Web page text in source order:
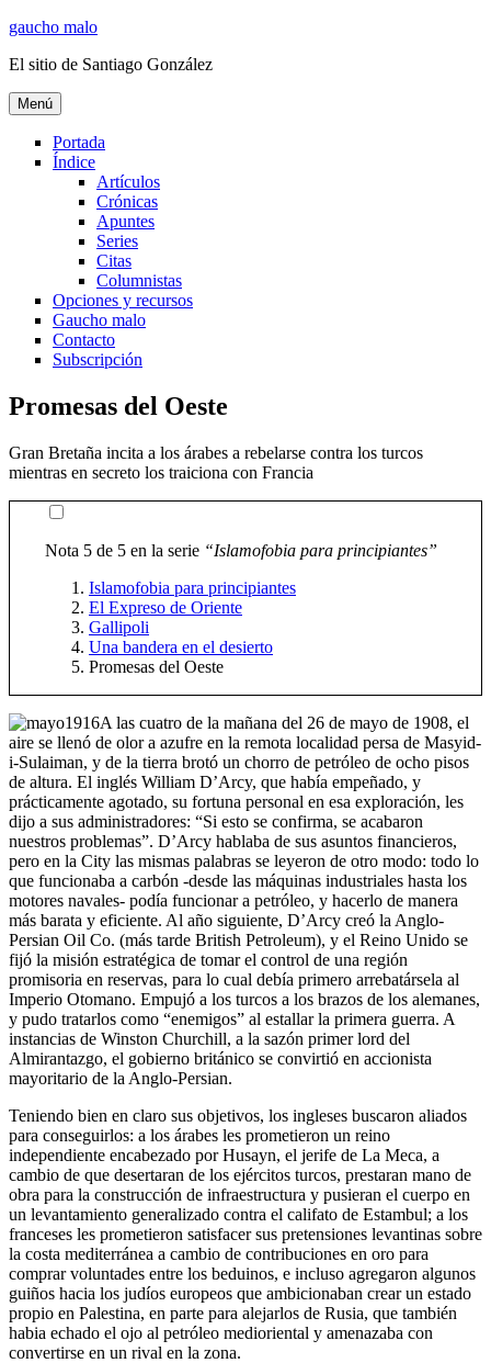
Ir
contenido
gaucho malo
El sitio de Santiago González
Menú
Portada
Índice
Artículos
Crónicas
Apuntes
Series
Citas
Columnistas
Opciones y recursos
Gaucho malo
Contacto
Subscripción
Promesas del Oeste
Gran Bretaña incita a los árabes a rebelarse contra los turcos
mientras en secreto los traiciona con Francia
Nota 5 de 5 en la serie “Islamofobia para principiantes”
Islamofobia para principiantes
El Expreso de Oriente
Gallipoli
Una bandera en el desierto
Promesas del Oeste
A las cuatro de la mañana del 26 de mayo de 1908, el
aire se llenó de olor a azufre en la remota localidad persa de Masyid-
i-Sulaiman, y de la tierra brotó un chorro de petróleo de ocho pisos
de altura. El inglés William D’Arcy, que había empeñado, y
prácticamente agotado, su fortuna personal en esa exploración, les
dijo a sus administradores: “Si esto se confirma, se acabaron
nuestros problemas”. D’Arcy hablaba de sus asuntos financieros,
pero en la City las mismas palabras se leyeron de otro modo: todo lo
que funcionaba a carbón -desde las máquinas industriales hasta los
motores navales- podía funcionar a petróleo, y hacerlo de manera
más barata y eficiente. Al año siguiente, D’Arcy creó la Anglo-
Persian Oil Co. (más tarde British Petroleum), y el Reino Unido se
fijó la misión estratégica de tomar el control de una región
promisoria en reservas, para lo cual debía primero arrebatársela al
Imperio Otomano. Empujó a los turcos a los brazos de los alemanes,
y pudo tratarlos como “enemigos” al estallar la primera guerra. A
instancias de Winston Churchill, a la sazón primer lord del
Almirantazgo, el gobierno británico se convirtió en accionista
mayoritario de la Anglo-Persian.
Teniendo bien en claro sus objetivos, los ingleses buscaron aliados
para conseguirlos: a los árabes les prometieron un reino
independiente encabezado por Husayn, el jerife de La Meca, a
cambio de que desertaran de los ejércitos turcos, prestaran mano de
obra para la construcción de infraestructura y pusieran el cuerpo en
un levantamiento generalizado contra el califato de Estambul; a los
franceses les prometieron satisfacer sus pretensiones levantinas sobre
la costa mediterránea a cambio de contribuciones en oro para
comprar voluntades entre los beduinos, e incluso agregaron algunos
guiños hacia los judíos europeos que ambicionaban crear un estado
propio en Palestina, en parte para alejarlos de Rusia, que también
habia echado el ojo al petróleo medioriental y amenazaba con
convertirse en un rival en la zona.